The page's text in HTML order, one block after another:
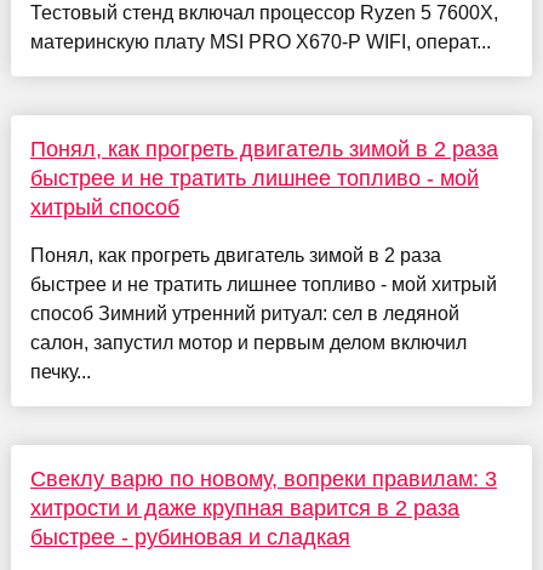
Тестовый стенд включал процессор Ryzen 5 7600X,
материнскую плату MSI PRO X670-P WIFI, операт...
Понял, как прогреть двигатель зимой в 2 раза
быстрее и не тратить лишнее топливо - мой
хитрый способ
Понял, как прогреть двигатель зимой в 2 раза
быстрее и не тратить лишнее топливо - мой хитрый
способ Зимний утренний ритуал: сел в ледяной
салон, запустил мотор и первым делом включил
печку...
Свеклу варю по новому, вопреки правилам: 3
хитрости и даже крупная варится в 2 раза
быстрее - рубиновая и сладкая